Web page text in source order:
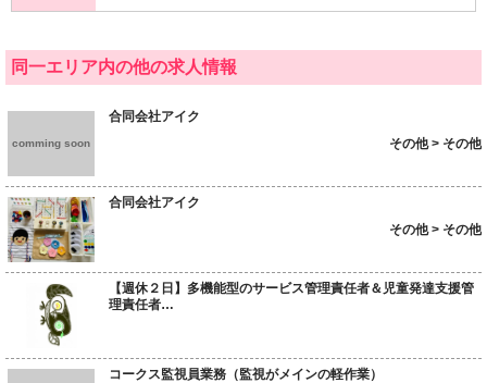
同一エリア内の他の求人情報
comming soon
合同会社アイク
その他 > その他
合同会社アイク
その他 > その他
【週休２日】多機能型のサービス管理責任者＆児童発達支援管
理責任者…
コークス監視員業務（監視がメインの軽作業）